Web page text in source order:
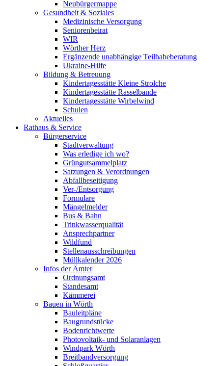
Neubürgermappe
Gesundheit & Soziales
Medizinische Versorgung
Seniorenbeirat
WIR
Wörther Herz
Ergänzende unabhängige Teilhabeberatung
Ukraine-Hilfe
Bildung & Betreuung
Kindertagesstätte Kleine Strolche
Kindertagesstätte Rasselbande
Kindertagesstätte Wirbelwind
Schulen
Aktuelles
Rathaus & Service
Bürgerservice
Stadtverwaltung
Was erledige ich wo?
Grüngutsammelplatz
Satzungen & Verordnungen
Abfallbeseitigung
Ver-/Entsorgung
Formulare
Mängelmelder
Bus & Bahn
Trinkwasserqualität
Ansprechpartner
Wildfund
Stellenausschreibungen
Müllkalender 2026
Infos der Ämter
Ordnungsamt
Standesamt
Kämmerei
Bauen in Wörth
Bauleitpläne
Baugrundstücke
Bodenrichtwerte
Photovoltaik- und Solaranlagen
Windpark Wörth
Breitbandversorgung